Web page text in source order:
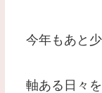
今年もあと
軸ある日々